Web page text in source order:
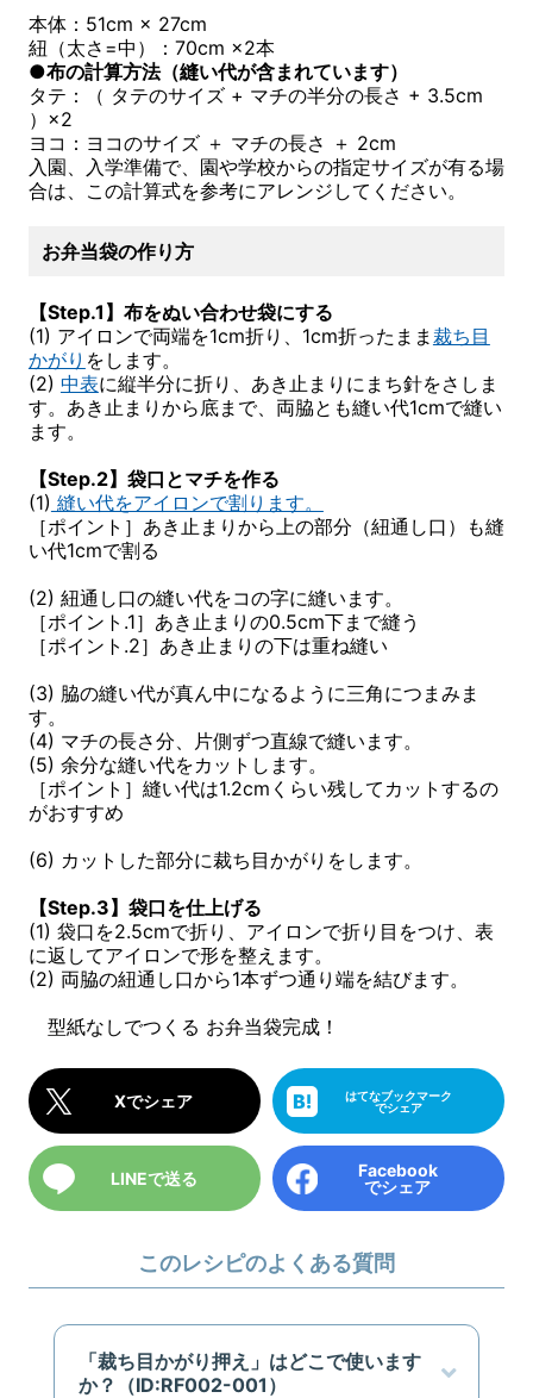
本体：51cm × 27cm
紐（太さ=中）：70cm ×2本
●布の計算方法（縫い代が含まれています）
タテ：（ タテのサイズ + マチの半分の長さ + 3.5cm
）×2
ヨコ：ヨコのサイズ ＋ マチの長さ ＋ 2cm
入園、入学準備で、園や学校からの指定サイズが有る場
合は、この計算式を参考にアレンジしてください。
お弁当袋の作り方
【Step.1】布をぬい合わせ袋にする
(1) アイロンで両端を1cm折り、1cm折ったまま 裁ち目
かがり をします。
(2) 中表に縦半分に折り、あき止まりにまち針をさしま
す。あき止まりから底まで、両脇とも縫い代1cmで縫い
ます。
【Step.2】袋口とマチを作る
(1) 縫い代をアイロンで割ります。
［ポイント］あき止まりから上の部分（紐通し口）も縫
い代1cmで割る
(2) 紐通し口の縫い代をコの字に縫います。
［ポイント.1］あき止まりの0.5cm下まで縫う
［ポイント.2］あき止まりの下は重ね縫い
(3) 脇の縫い代が真ん中になるように三角につまみま
す。
(4) マチの長さ分、片側ずつ直線で縫います。
(5) 余分な縫い代をカットします。
［ポイント］縫い代は1.2cmくらい残してカットするの
がおすすめ
(6) カットした部分に裁ち目かがりをします。
【Step.3】袋口を仕上げる
(1) 袋口を2.5cmで折り、アイロンで折り目をつけ、表
に返してアイロンで形を整えます。
(2) 両脇の紐通し口から1本ずつ通り端を結びます。
型紙なしでつくる お弁当袋完成！
Xでシェア
はてなブックマーク
でシェア
LINEで送る
Facebook
でシェア
このレシピのよくある質問
「裁ち目かがり押え」はどこで使います
か？（ID:RF002-001）